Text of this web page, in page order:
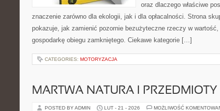
oraz dlaczego właściwe
znaczenie zarówno dla ekologii, jak i dla opłacalności. Strona
pokazuje, jak zamienić pozornie bezużyteczne rzeczy w
gospodarkę obiegu zamkniętego. Ciekawe kategorie […]
CATEGORIES: MOTORYZACJA
MARTWA NATURA I PRZEDMIOTY
POSTED BY ADMIN LUT - 21 - 2026 MOŻLIWOŚĆ